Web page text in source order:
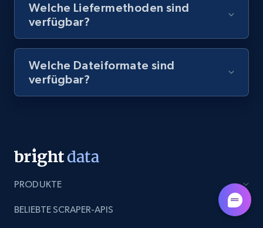
URL, Product name, Product rating, Product
rating object, Product rating max, Rating,
Author name, Asin, and more.
TikTok - Posts
URL, Post id, Description, Create time, Digg
Welche Liefermethoden sind
verfügbar?
Welche Dateiformate sind
verfügbar?
PRODUKTE
BELIEBTE SCRAPER-APIS